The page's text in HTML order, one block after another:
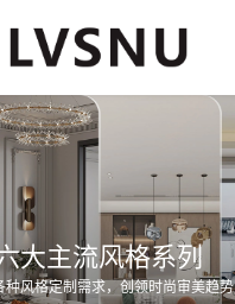
大主流风格系列
种风格定制需求，创领时尚审美趋势